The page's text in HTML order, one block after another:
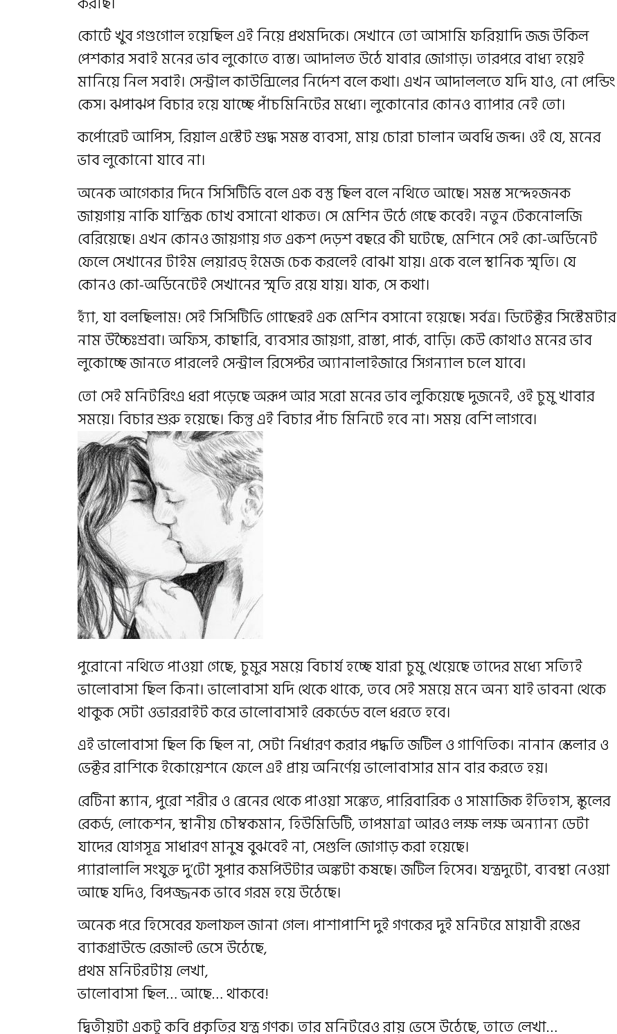
কোর্টে খুব গণ্ডগোল হয়েছিল এই নিয়ে প্রথমদিকে। সেখানে তো আসামি ফরিয়াদি জজ উকিল
পেশকার সবাই মনের ভাব লুকোতে ব্যস্ত। আদালত উঠে যাবার জোগাড়। তারপরে বাধ্য হয়েই
মানিয়ে নিল সবাই। সেন্ট্রাল কাউন্সিলের নির্দেশ বলে কথা। এখন আদাললতে যদি যাও, নো পেন্ডিং
কেস। ঝপাঝপ বিচার হয়ে যাচ্ছে পাঁচমিনিটের মধ্যে। লুকোনোর কোনও ব্যাপার নেই তো।
কর্পোরেট আপিস, রিয়াল এস্টেট শুদ্ধ সমস্ত ব্যবসা, মায় চোরা চালান অবধি জব্দ। ওই যে, মনের
ভাব লুকোনো যাবে না।
অনেক আগেকার দিনে সিসিটিভি বলে এক বস্তু ছিল বলে নথিতে আছে। সমস্ত সন্দেহজনক
জায়গায় নাকি যান্ত্রিক চোখ বসানো থাকত। সে মেশিন উঠে গেছে কবেই। নতুন টেকনোলজি
বেরিয়েছে। এখন কোনও জায়গায় গত একশ দেড়শ বছরে কী ঘটেছে, মেশিনে সেই কো-অর্ডিনেট
ফেলে সেখানের টাইম লেয়ারড্ ইমেজ চেক করলেই বোঝা যায়। একে বলে স্থানিক স্মৃতি। যে
কোনও কো-অর্ডিনেটেই সেখানের স্মৃতি রয়ে যায়। যাক, সে কথা।
হ্যাঁ, যা বলছিলাম! সেই সিসিটিভি গোছেরই এক মেশিন বসানো হয়েছে। সর্বত্র। ডিটেক্টর সিস্টেমটার
নাম উচ্চৈঃশ্রবা। অফিস, কাছারি, ব্যবসার জায়গা, রাস্তা, পার্ক, বাড়ি। কেউ কোথাও মনের ভাব
লুকোচ্ছে জানতে পারলেই সেন্ট্রাল রিসেপ্টর অ্যানালাইজারে সিগন্যাল চলে যাবে।
তো সেই মনিটরিংএ ধরা পড়েছে অরূপ আর সরো মনের ভাব লুকিয়েছে দুজনেই, ওই চুমু খাবার
সময়ে। বিচার শুরু হয়েছে। কিন্তু এই বিচার পাঁচ মিনিটে হবে না। সময় বেশি লাগবে।
পুরোনো নথিতে পাওয়া গেছে, চুমুর সময়ে বিচার্য হচ্ছে যারা চুমু খেয়েছে তাদের মধ্যে সত্যিই
ভালোবাসা ছিল কিনা। ভালোবাসা যদি থেকে থাকে, তবে সেই সময়ে মনে অন্য যাই ভাবনা থেকে
থাকুক সেটা ওভাররাইট করে ভালোবাসাই রেকর্ডেড বলে ধরতে হবে।
এই ভালোবাসা ছিল কি ছিল না, সেটা নির্ধারণ করার পদ্ধতি জটিল ও গাণিতিক। নানান স্কেলার ও
ভেক্টর রাশিকে ইকোয়েশনে ফেলে এই প্রায় অনির্ণেয় ভালোবাসার মান বার করতে হয়।
রেটিনা স্ক্যান, পুরো শরীর ও ব্রেনের থেকে পাওয়া সঙ্কেত, পারিবারিক ও সামাজিক ইতিহাস, স্কুলের
রেকর্ড, লোকেশন, স্থানীয় চৌম্বকমান, হিউমিডিটি, তাপমাত্রা আরও লক্ষ লক্ষ অন্যান্য ডেটা
যাদের যোগসূত্র সাধারণ মানুষ বুঝবেই না, সেগুলি জোগাড় করা হয়েছে।
প্যারালালি সংযুক্ত দু’টো সুপার কমপিউটার অঙ্কটা কষছে। জটিল হিসেব। যন্ত্রদুটো, ব্যবস্থা নেওয়া
আছে যদিও, বিপজ্জনক ভাবে গরম হয়ে উঠেছে।
অনেক পরে হিসেবের ফলাফল জানা গেল। পাশাপাশি দুই গণকের দুই মনিটরে মায়াবী রঙের
ব্যাকগ্রাউন্ডে রেজাল্ট ভেসে উঠেছে,
প্রথম মনিটরটায় লেখা,
ভালোবাসা ছিল… আছে… থাকবে!
দ্বিতীয়টা একটু কবি প্রকৃতির যন্ত্র গণক। তার মনিটরেও রায় ভেসে উঠেছে, তাতে লেখা…